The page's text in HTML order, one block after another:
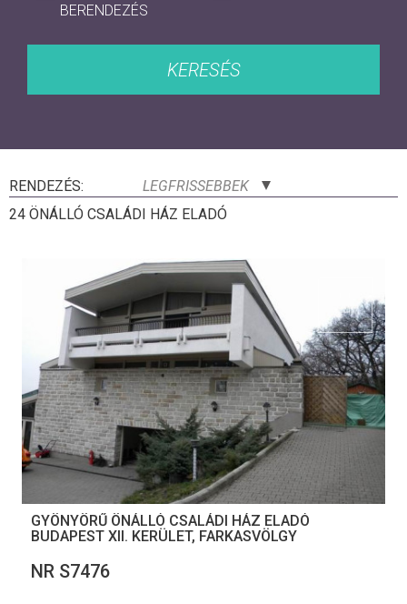
BERENDEZÉS
KERESÉS
RENDEZÉS:
LEGFRISSEBBEK
24 ÖNÁLLÓ CSALÁDI HÁZ ELADÓ
GYÖNYÖRŰ ÖNÁLLÓ CSALÁDI HÁZ ELADÓ
BUDAPEST XII. KERÜLET, FARKASVÖLGY
NR S7476